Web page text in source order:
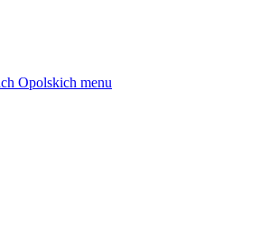
Opolskich menu